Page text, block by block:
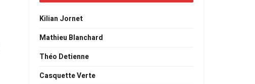
Kilian Jornet
Mathieu Blanchard
Théo Detienne
Casquette Verte